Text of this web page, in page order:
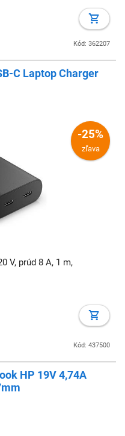
Kód: 362207
C Laptop Charger
-25%
zľava
V, prúd 8 A, 1 m,
Kód: 437500
HP 19V 4,74A